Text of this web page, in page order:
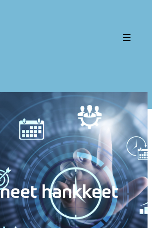
hankkeet